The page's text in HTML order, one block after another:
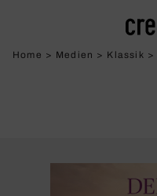
Home > Medien > Klassik >